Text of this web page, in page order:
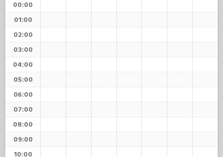
00:00
01:00
02:00
03:00
04:00
05:00
06:00
07:00
08:00
09:00
10:00